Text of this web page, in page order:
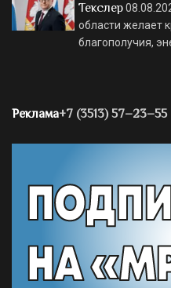
Текслер
области желает
благополучия,
Реклама+7 (3513) 57–23–55